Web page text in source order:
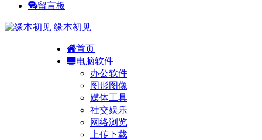
留言板
缘本初见
首页
电脑软件
办公软件
图形图像
媒体工具
社交娱乐
网络浏览
上传下载